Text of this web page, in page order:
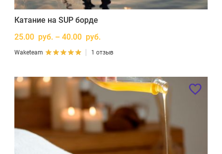
Катание на SUP борде
25.00 руб. – 40.00 руб.
Waketeam 1 отзыв